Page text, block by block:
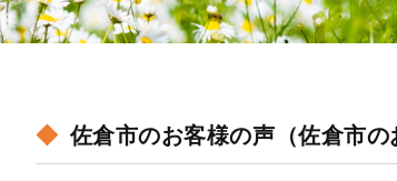
佐倉市のお客様の声（佐倉市の